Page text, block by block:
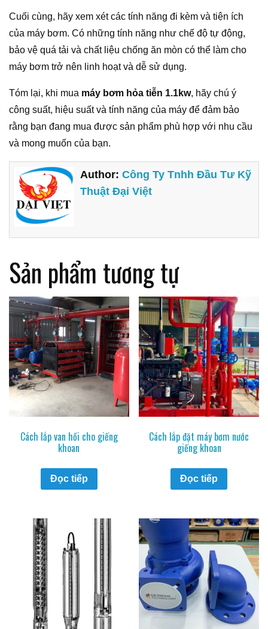
Cuối cùng, hãy xem xét các tính năng đi kèm và tiện ích
của máy bơm. Có những tính năng như chế độ tự động,
bảo vệ quá tải và chất liệu chống ăn mòn có thể làm cho
máy bơm trở nên linh hoạt và dễ sử dụng.
Tóm lại, khi mua máy bơm hỏa tiễn 1.1kw, hãy chú ý
công suất, hiệu suất và tính năng của máy để đảm bảo
rằng bạn đang mua được sản phẩm phù hợp với nhu cầu
và mong muốn của bạn.
Author:Công Ty Tnhh Đầu Tư Kỹ
Thuật Đại Việt
Sản phẩm tương tự
Cách lắp van hồi cho giếng
khoan
Đọc tiếp
Cách lắp đặt máy bơm nước
giếng khoan
Đọc tiếp